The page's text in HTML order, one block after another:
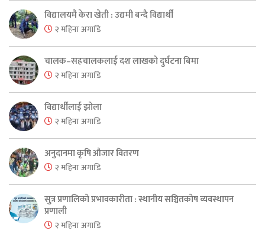
विद्यालयमै केरा खेती : उद्यमी बन्दै विद्यार्थी
२ महिना अगाडि
चालक–सहचालकलाई दश लाखको दुर्घटना बिमा
२ महिना अगाडि
विद्यार्थीलाई झोला
२ महिना अगाडि
अनुदानमा कृषि औजार वितरण
२ महिना अगाडि
सुत्र प्रणालिको प्रभावकारीता : स्थानीय सञ्चितकोष व्यवस्थापन
प्रणाली
२ महिना अगाडि